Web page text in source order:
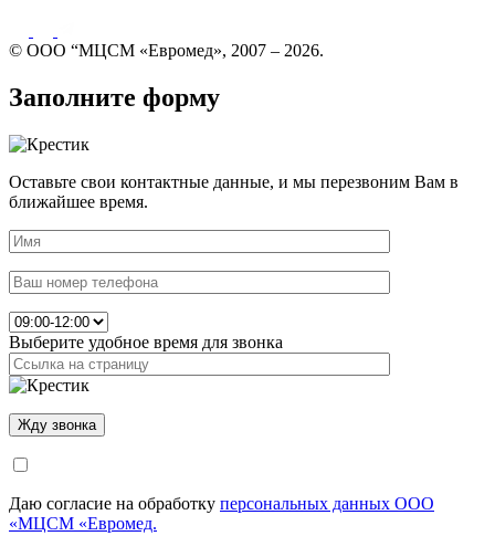
© ООО “МЦСМ «Евромед», 2007 – 2026.
Заполните форму
Оставьте свои контактные данные, и мы перезвоним Вам в
ближайшее время.
Выберите удобное время для звонка
Даю согласие на обработку персональных данных ООО
«МЦСМ «Евромед.